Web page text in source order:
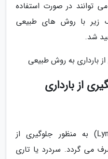
در صورت استفاده
زیر با روش های طبیعی
شد.
از بارداری به روش طبیعی
از بارداری
قرص لاینسترنول (Lynestrenol) به منظور جلوگیری از
می گردد. سردرد یا تاری